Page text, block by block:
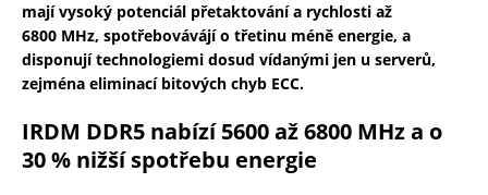
mají vysoký potenciál přetaktování a rychlosti až
6800 MHz, spotřebovávájí o třetinu méně energie, a
disponují technologiemi dosud vídanými jen u serverů,
zejména eliminací bitových chyb ECC.
IRDM DDR5 nabízí 5600 až 6800 MHz a o
30 % nižší spotřebu energie